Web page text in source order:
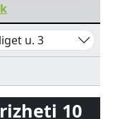
u. 3
10